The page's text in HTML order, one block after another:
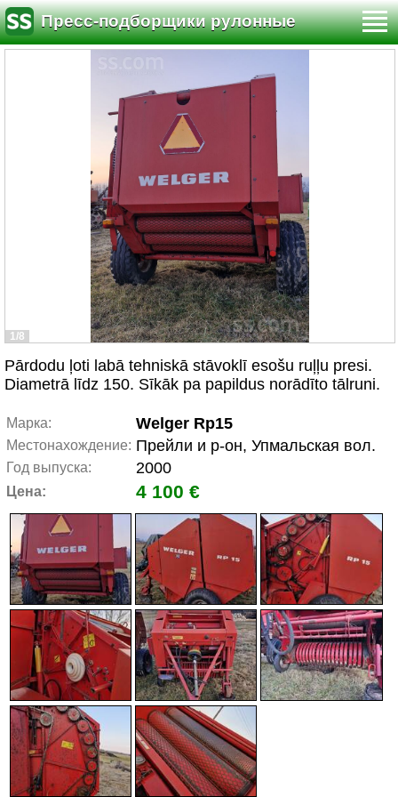
Пресс-подборщики рулонные
1/8
Pārdodu ļoti labā tehniskā stāvoklī esošu ruļļu presi.
Diametrā līdz 150. Sīkāk pa papildus norādīto tālruni.
Марка: Welger Rp15
Местонахождение: Прейли и р-он, Упмальская вол.
Год выпуска: 2000
Цена: 4 100 €